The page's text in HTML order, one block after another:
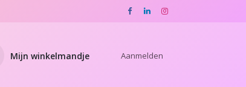
Mijn winkelmandje Aanmelden